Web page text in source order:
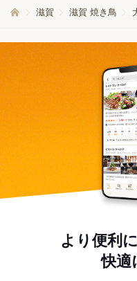
滋賀 滋賀 焼き鳥
より便利
快適